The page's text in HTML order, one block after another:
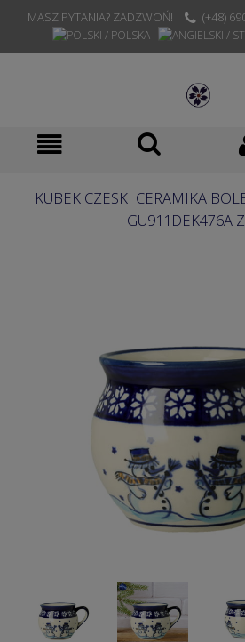
MASZ PYTANIA? ZADZWOŃ! (+48)
KUBEK CZESKI CERAMIKA
GU911DEK476A